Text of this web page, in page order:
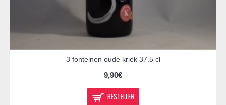
3 fonteinen oude kriek 37.5 cl
9,90€
BESTELLEN